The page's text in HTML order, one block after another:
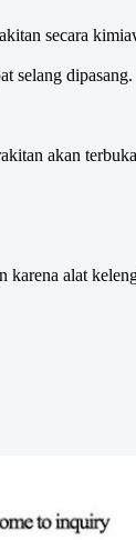
secara
selang dipasang.
akan
karena alat